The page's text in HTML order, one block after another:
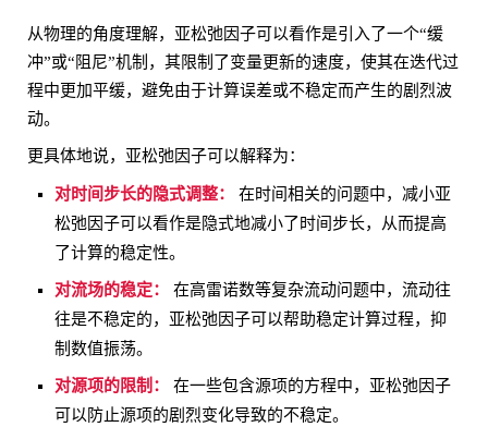
从物理的角度理解，亚松弛因子可以看作是引入了一个“缓
冲”或“阻尼”机制，其限制了变量更新的速度，使其在迭代过
程中更加平缓，避免由于计算误差或不稳定而产生的剧烈波
动。
更具体地说，亚松弛因子可以解释为：
对时间步长的隐式调整：
在时间相关的问题中，减小亚
松弛因子可以看作是隐式地减小了时间步长，从而提高
了计算的稳定性。
对流场的稳定：
在高雷诺数等复杂流动问题中，流动往
往是不稳定的，亚松弛因子可以帮助稳定计算过程，抑
制数值振荡。
对源项的限制：
在一些包含源项的方程中，亚松弛因子
可以防止源项的剧烈变化导致的不稳定。